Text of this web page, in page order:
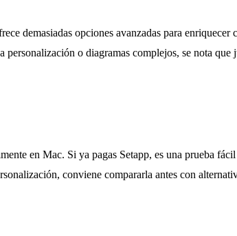
demasiadas opciones avanzadas para enriquecer
personalización o diagramas complejos, se nota que
en Mac. Si ya pagas Setapp, es una prueba
conviene compararla antes con